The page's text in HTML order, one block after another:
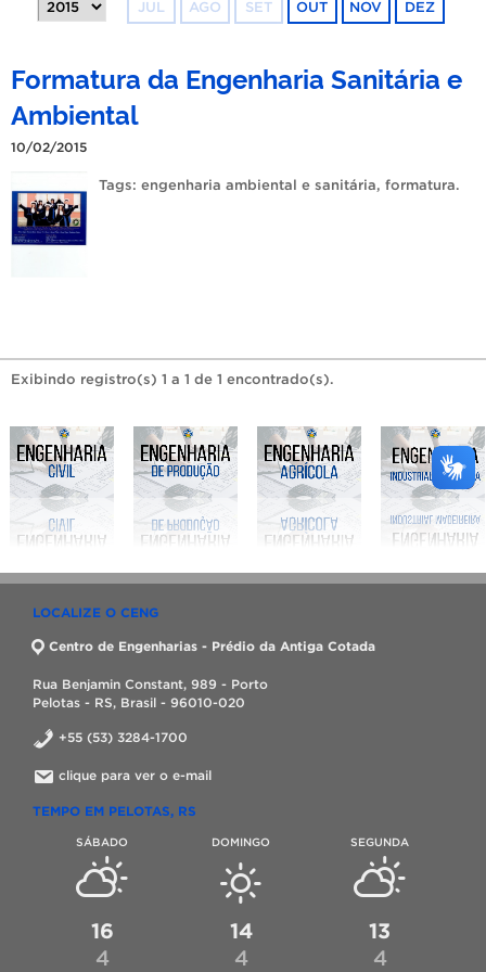
JUL AGO SET OUT NOV DEZ
Formatura da Engenharia Sanitária e
Ambiental
10/02/2015
Tags:engenharia ambiental e sanitária,formatura.
Exibindo registro(s) 1 a 1 de 1 encontrado(s).
LOCALIZE O CENG
Centro de Engenharias - Prédio da Antiga Cotada
Rua Benjamin Constant, 989 - Porto
Pelotas - RS, Brasil - 96010-020
+55 (53) 3284-1700
clique para ver o e-mail
TEMPO EM PELOTAS, RS
SÁBADO
16
4
DOMINGO
14
4
SEGUNDA
13
4